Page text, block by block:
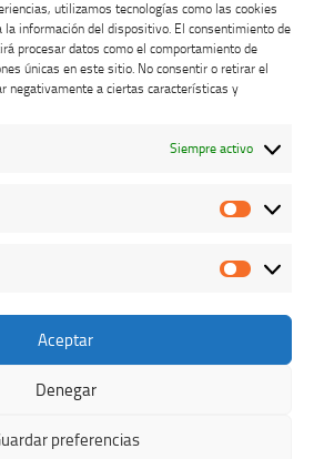
utilizamos tecnologías como las cookies
la información del dispositivo. El consentimiento de
procesar datos como el comportamiento de
únicas en este sitio. No consentir o retirar el
negativamente a ciertas características y
Siempre activo
Aceptar
Denegar
preferencias
de dudas, quejas y sugerencias
de Cáceres © 2026. Todos los
- Diseñado con el